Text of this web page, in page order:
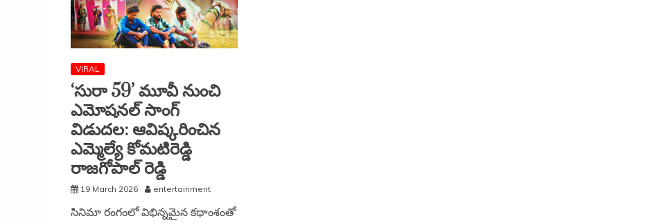
VIRAL
‘సురా 59’ మూవీ నుంచి
ఎమోషనల్ సాంగ్
విడుదల: ఆవిష్కరించిన
ఎమ్మెల్యే కోమటిరెడ్డి
రాజగోపాల్ రెడ్డి
19 March 2026 entertainment
సినిమా రంగంలో విభిన్నమైన కథాంశంతో